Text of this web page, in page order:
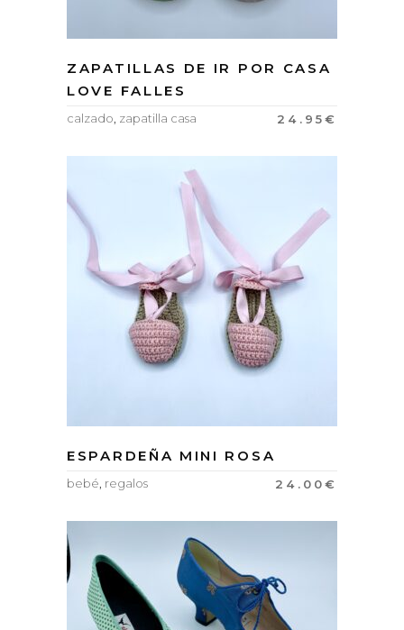
ZAPATILLAS DE IR POR CASA
LOVE FALLES
24.95€
calzado zapatilla casa
ESPARDEÑA MINI ROSA
24.00€
bebé regalos